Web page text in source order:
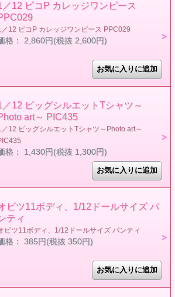
／12 ピコP カレッジワンピース
／12 ピコP カレッジワンピース PPC029
格： 2,860円(税抜 2,600円)
／12 ビッグシルエットTシャツ～
art～ PIC435
／12 ビッグシルエットTシャツ～Photo art～
格： 1,430円(税抜 1,300円)
ビツ11ボディ、1/12ドールサイズ パ
ティ
ビツ11ボディ、1/12ドールサイズ パンティ
格： 385円(税抜 350円)